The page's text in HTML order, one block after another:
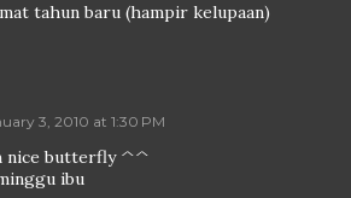
tahun baru (hampir kelupaan)
3, 2010 at 1:30 PM
nice butterfly ^^
ibu